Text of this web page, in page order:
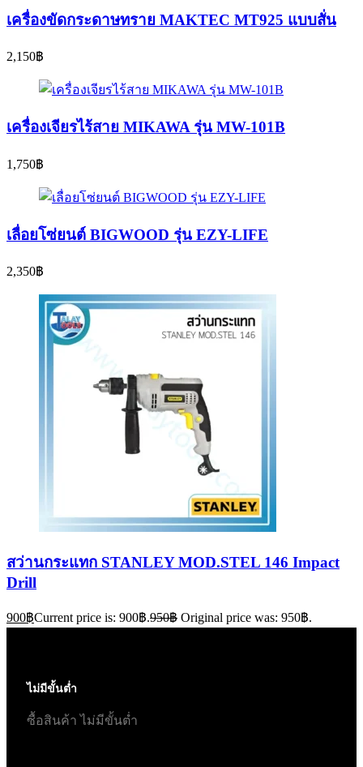
เครื่องขัดกระดาษทราย MAKTEC MT925 แบบสั่น
2,150฿
เครื่องเจียรไร้สาย MIKAWA รุ่น MW-101B
1,750฿
เลื่อยโซ่ยนต์ BIGWOOD รุ่น EZY-LIFE
2,350฿
สว่านกระแทก STANLEY MOD.STEL 146 Impact
Drill
900฿Current price is: 900฿.950฿ Original price was: 950฿.
ไม่มีขั้นต่ำ
ซื้อสินค้า ไม่มีขั้นต่ำ